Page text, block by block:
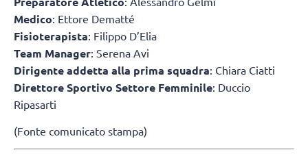
Medico: Ettore Dematté
Fisioterapista: Filippo D’Elia
Team Manager: Serena Avi
Dirigente addetta alla prima squadra: Chiara Ciatti
Direttore Sportivo Settore Femminile: Duccio
Ripasarti
(Fonte comunicato stampa)